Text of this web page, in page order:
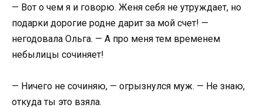
— Вот о чем я и говорю. Женя себя не утруждает, но
подарки дорогие родне дарит за мой счет! —
негодовала Ольга. — А про меня тем временем
небылицы сочиняет!
— Ничего не сочиняю, — огрызнулся муж. — Не знаю,
откуда ты это взяла.